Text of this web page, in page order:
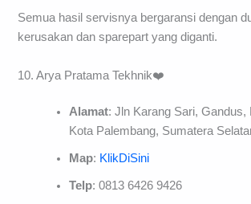
Semua hasil servisnya bergaransi dengan
kerusakan dan sparepart yang diganti.
10. Arya Pratama Tekhnik❤️
Alamat: Jln Karang Sari, Gandus,
Kota Palembang, Sumatera
Map: KlikDiSini
Telp: 0813 6426 9426